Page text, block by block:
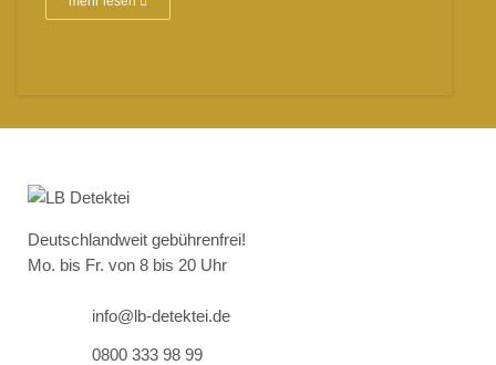
Deutschlandweit gebührenfrei!
Mo. bis Fr. von 8 bis 20 Uhr
info@lb-detektei.de
0800 333 98 99